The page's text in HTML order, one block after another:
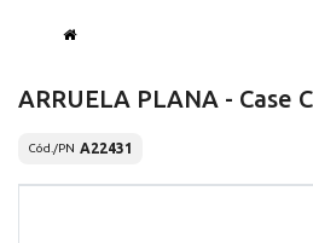
ARRUELA PLANA - Case
Cód./PN A22431